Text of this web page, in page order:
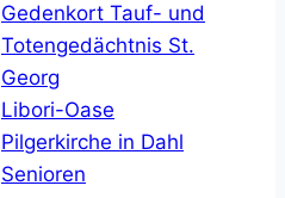
Gedenkort Tauf- und
Totengedächtnis St.
Georg
Libori-Oase
Pilgerkirche in Dahl
Senioren